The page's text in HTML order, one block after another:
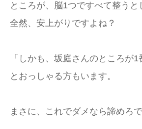
ところが、脳1つですべて整うと
全然、安上がりですよね？
「しかも、坂庭さんのところが1
とおっしゃる方もいます。
まさに、これでダメなら諦めろで